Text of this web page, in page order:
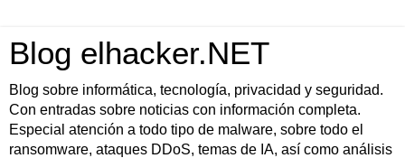
Blog elhacker.NET
Blog sobre informática, tecnología, privacidad y seguridad.
Con entradas sobre noticias con información completa.
Especial atención a todo tipo de malware, sobre todo el
ransomware, ataques DDoS, temas de IA, así como análisis